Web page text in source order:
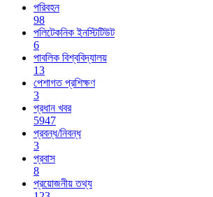
পরিবহন
98
পলিটেকনিক ইনস্টিটিউট
6
পাবলিক বিশ্ববিদ্যালয়
13
পেশাগত প্রশিক্ষণ
3
প্রধান খবর
5947
প্রবন্ধ/নিবন্ধ
3
প্রবাস
8
প্রয়োজনীয় তথ্য